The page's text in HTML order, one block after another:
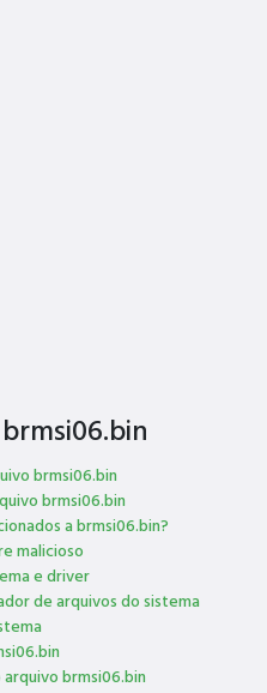
brmsi06.bin
brmsi06.bin
a brmsi06.bin?
malicioso
e driver
de arquivos do sistema
brmsi06.bin